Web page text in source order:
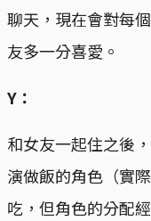
聊天，現在會對每
友多一分喜愛。
Y：
和女友一起住之後
演做飯的角色（實
吃，但角色的分配